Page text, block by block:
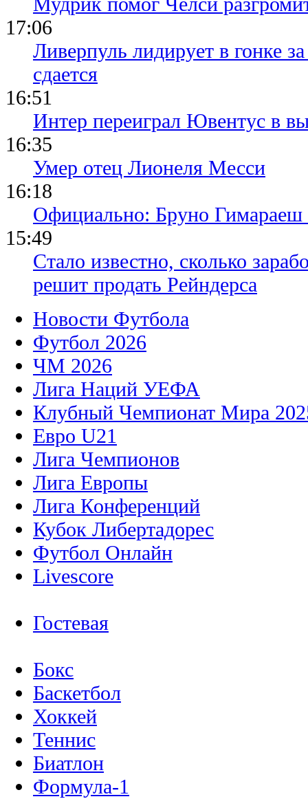
17:06
Ливерпуль лидирует в гонке
сдается
16:51
Интер переиграл Ювентус в
16:35
Умер отец Лионеля Месси
16:18
Официально: Бруно Гимараеш
15:49
Стало известно, сколько
решит продать Рейндерса
Новости Футбола
Футбол 2026
ЧМ 2026
Лига Наций УЕФА
Клубный Чемпионат Мира
Евро U21
Лига Чемпионов
Лига Европы
Лига Конференций
Кубок Либертадорес
Футбол Онлайн
Livescore
Гостевая
Бокс
Баскетбол
Хоккей
Теннис
Биатлон
Формула-1